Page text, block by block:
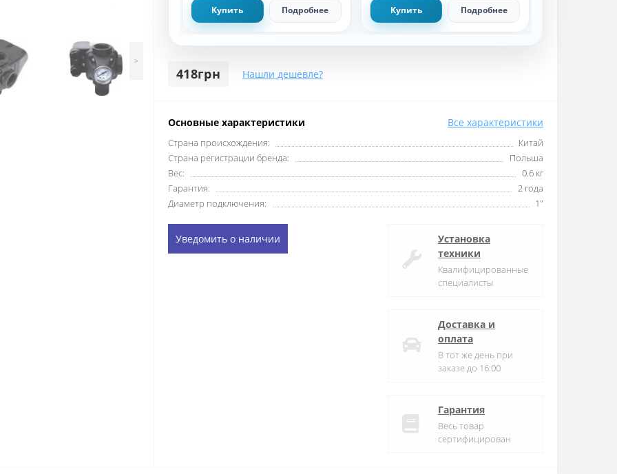
>
Купить Подробнее Купить Подробнее
418грн Нашли дешевле?
Основные характеристики Все характеристики
Cтрана происхождения:
Китай
Cтрана регистрации бренда:
Польша
Вес:
0.6 кг
Гарантия:
2 года
Диаметр подключения:
1"
Уведомить о наличии
Установка
техники
Квалифицированные
специалисты
Доставка и
оплата
В тот же день при
заказе до 16:00
Гарантия
Весь товар
сертифицирован